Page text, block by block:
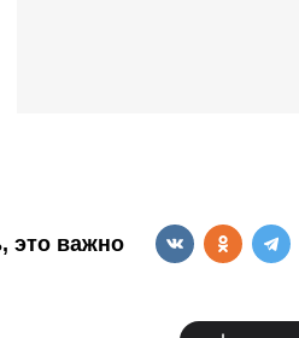
это важно